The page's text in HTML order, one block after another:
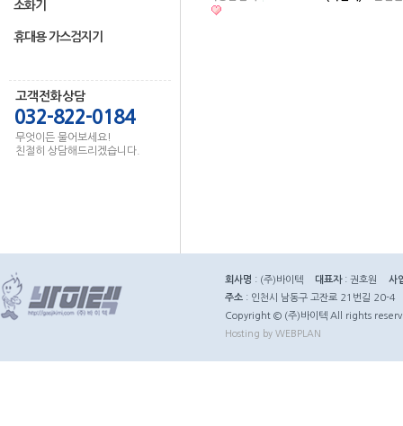
소화기
휴대용 가스검지기
고객전화상담
032-822-0184
무엇이든 물어보세요!
친절히 상담해드리겠습니다.
회사명 : (주)바이텍 대표자: 권호원
사
주소 : 인천시 남동구 고잔로 21번길 20-4
Copyright © (주)바이텍 All rights
Hosting by WEBPLAN